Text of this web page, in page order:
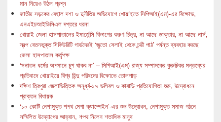
মান নিয়েও উঠল প্রশ্ন
জাতীয় সড়কের বেহাল দশা ও দুর্নীতির অভিযোগে খোয়াইতে সিপিআই(এম)-এর বিক্ষোভ,
এনএইচআইডিসিএল দপ্তরে ধরনা
খোয়াই জেলা হাসপাতালের ইমার্জেন্সি বিভাগের করুণ চিত্র, না আছে ডাক্তার, না আছে নার্স,
স্বল্প বেতনভূক্ত সিকিউরিটি গার্ডদেরই ‘জুতো সেলাই থেকে চন্ডী পাঠ’ পর্যন্ত ব্যবহার করছে
জেলা হাসপাতাল কর্তৃপক্ষ
‘সনাতন ধর্মের অপমানে চুপ থাকব না’ – সিপিআই(এম) রাজ্য সম্পাদকের কুরুচিকর মন্তব্যের
প্রতিবাদে খোয়াইয়ে বিশ্ব হিন্দু পরিষদের বিক্ষোভে তোলপাড়
দক্ষিণ ত্রিপুরা জেলাভিত্তিক অনূর্ধ্ব-১৭ ভলিবল ও কাবাডি প্রতিযোগিতা শুরু, উদ্বোধনে
প্রাক্তন বিধায়ক
‘১০ কোটি নেশামুক্ত শপথ মেগা ক্যাম্পেইন’-এর শুভ উদ্বোধন, নেশামুক্ত সমাজ গঠনে
সম্মিলিত উদ্যোগের আহ্বান, শপথ নিলেন শতাধিক মানুষ